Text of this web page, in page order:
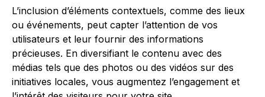
L’inclusion d’éléments contextuels, comme des lieux
ou événements, peut capter l’attention de vos
utilisateurs et leur fournir des informations
précieuses. En diversifiant le contenu avec des
médias tels que des photos ou des vidéos sur des
initiatives locales, vous augmentez l’engagement et